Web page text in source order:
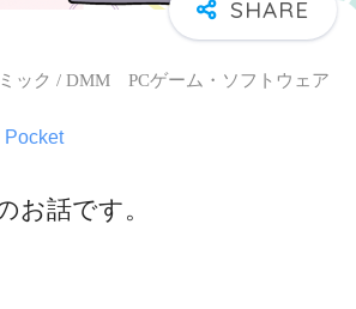
ック / DMM PCゲーム・ソフトウェア
Pocket
お話です。